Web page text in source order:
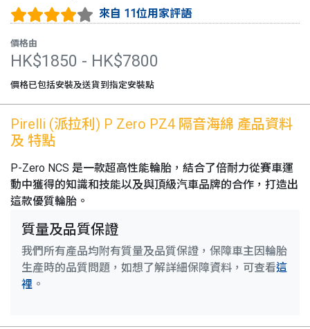
來自 11位用家評語
價格由
HK$1850 - HK$7800
價格已包括安裝及送貨到指定安裝點
Pirelli (派拉利) P Zero PZ4 隔音海綿 產品資料
及 特點
P-Zero NCS 是一款超高性能輪胎，結合了倍耐力從賽車運
動中獲得的知識和技能以及與頂級汽車品牌的合作，打造出
這款優質輪胎。
質量及品質保證
我們所有產品均附有質量及品質保證，保障車主因輪胎
生產時的品質問題，如想了解詳細保障資料，可查看這
裡 。